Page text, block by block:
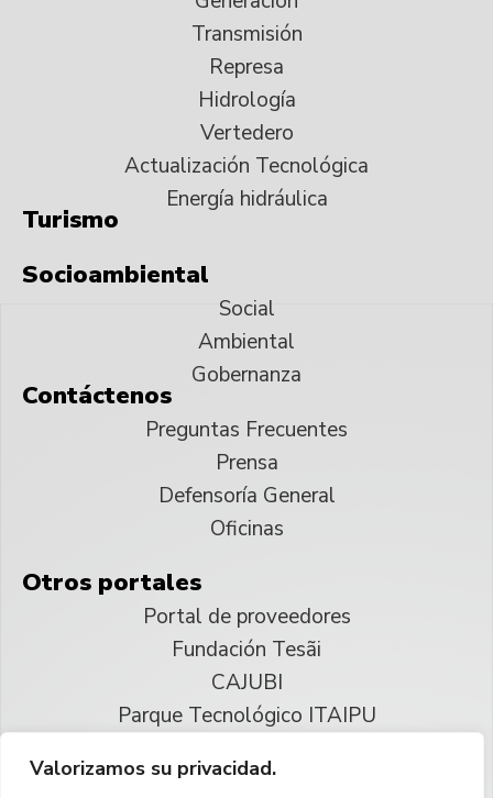
Valorizamos su privacidad.
Transmisión
Represa
Hidrología
Vertedero
Actualización Tecnológica
Energía hidráulica
Turismo
Socioambiental
Social
Ambiental
Gobernanza
Contáctenos
Preguntas Frecuentes
Prensa
Defensoría General
Oficinas
Otros portales
Portal de proveedores
Fundación Tesãi
CAJUBI
Parque Tecnológico ITAIPU